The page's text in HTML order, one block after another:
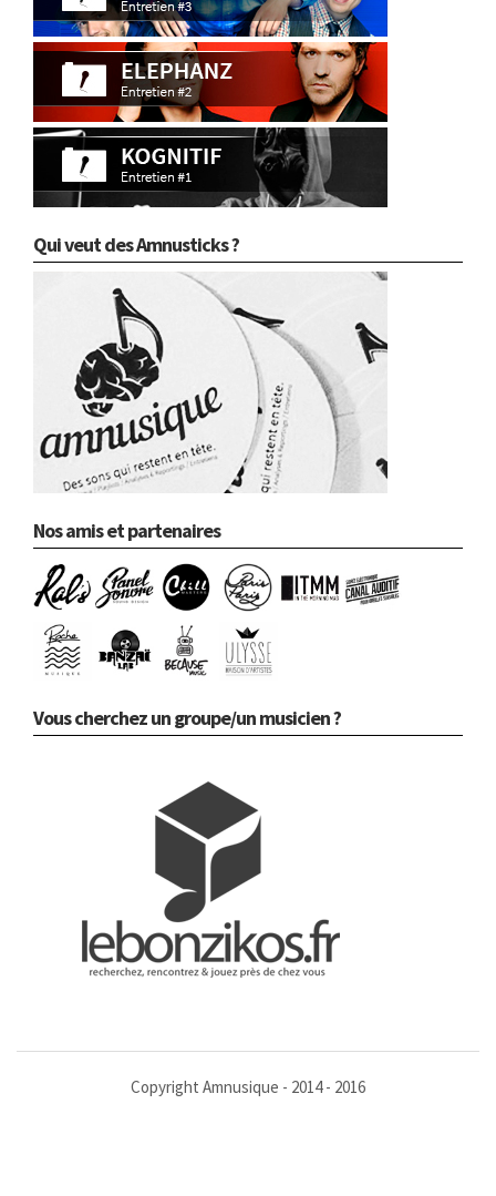
Qui veut des Amnusticks ?
Nos amis et partenaires
Vous cherchez un groupe/un musicien ?
Copyright Amnusique - 2014 - 2016